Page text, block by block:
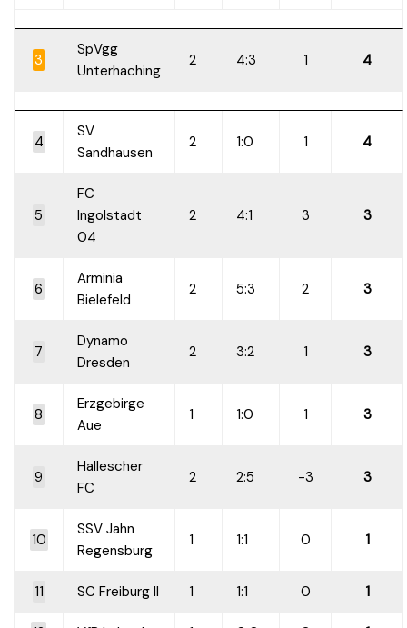
3
SpVgg
Unterhaching
2 4:3 1 4
4
SV
Sandhausen
2 1:0 1 4
5
FC
Ingolstadt
04
2 4:1 3 3
6
Arminia
Bielefeld
2 5:3 2 3
7
Dynamo
Dresden
2 3:2 1 3
8
Erzgebirge
Aue
1 1:0 1 3
9
Hallescher
FC
2 2:5 -3 3
10
SSV Jahn
Regensburg
1 1:1 0 1
11 SC Freiburg II 1 1:1 0 1